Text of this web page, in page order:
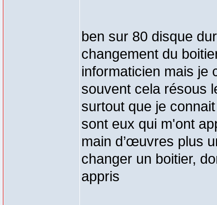
ben sur 80 disque
changement du
informaticien mais je
souvent cela résous
surtout que je
sont eux qui m'ont
main d’œuvres plus
changer un boitier,
appris